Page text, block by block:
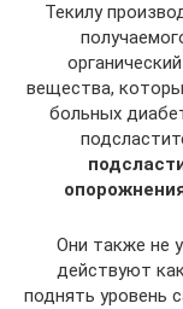
Текилу
вещества,
больных
Они также не
действуют
поднять уровень